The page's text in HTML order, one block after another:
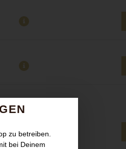
zu betreiben.
bei Deinem